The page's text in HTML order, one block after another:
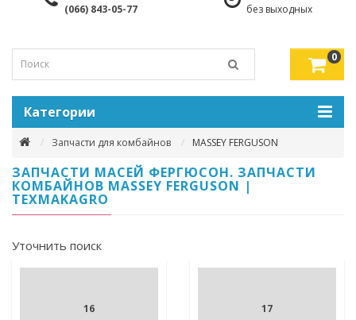
(066) 843-05-77
без выходных
0
Категории
Запчасти для комбайнов MASSEY FERGUSON
ЗАПЧАСТИ МАСЕЙ ФЕРГЮСОН. ЗАПЧАСТИ
КОМБАЙНОВ MASSEY FERGUSON |
TEXMAKAGRO
Уточнить поиск
16 17